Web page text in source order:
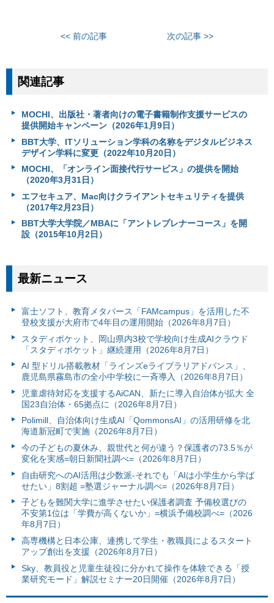
<< 前の記事 次の記事 >>
関連記事
MOCHI、出版社・著者向けの電子書籍制作支援サービスの
提供開始キャンペーン（2026年1月9日）
BBT大学、ITソリューション学科の名称をデジタルビジネス
デザイン学科に変更（2022年10月20日）
MOCHI、「オンライン面接代行サービス」の提供を開始
（2020年3月31日）
エフセキュア、Mac向けクライアントセキュリティを提供
（2017年2月23日）
BBT大学大学院／MBAに「アントレプレナーコース」を開
設（2015年10月2日）
最新ニュース
富⼠ソフト、教育メタバース「FAMcampus」を活用した不
登校支援が大府市で4年目の運用開始（2026年8月7日）
スタディポケット、岡山県内3校で学校向け生成AIクラウド
「スタディポケット」継続運用（2026年8月7日）
AI 型ドリル搭載教材「ラインズeライブラリアドバンス」、
鹿児島県霧島市の全小中学校に一斉導入（2026年8月7日）
児童虐待対応を支援するAiCAN、新たに導入自治体が拡大 全
国23自治体・65拠点に（2026年8月7日）
Polimill、自治体向け生成AI「QommonsAI」の活用研修を北
海道新冠町で実施（2026年8月7日）
今の子どもの夏休み、親世代と何が違う？保護者の73.5％が
変化を実感=朝日新聞社調べ=（2026年8月7日）
自由研究へのAI活用は少数派-それでも「AIは小学生から学ば
せたい」8割超 =塾選ジャーナル調べ=（2026年8月7日）
子どもを難関大学に進学させたい保護者調査 予備校選びの
不安第1位は「学費が高くないか」=横浜予備校調べ=（2026
年8月7日）
高専機構と日本公庫、連携して学生・教職員によるスタート
アップ創出を支援（2026年8月7日）
Sky、教員役と児童生徒役に分かれて操作を体験できる「授
業研究モード」解説セミナー20日開催（2026年8月7日）